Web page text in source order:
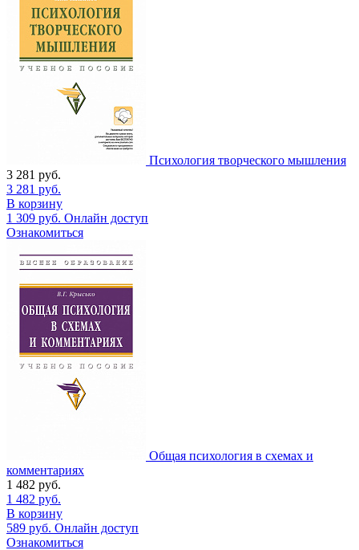
Психология творческого мышления
3 281 руб.
3 281 руб.
В корзину
1 309 руб. Онлайн доступ
Ознакомиться
Общая психология в схемах и
комментариях
1 482 руб.
1 482 руб.
В корзину
589 руб. Онлайн доступ
Ознакомиться